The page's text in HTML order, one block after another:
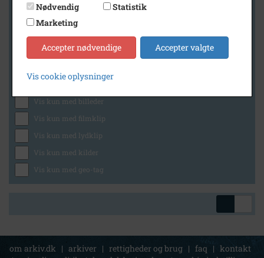
Generelt
Vis kun med billeder
Vis kun med filmklip
Vis kun med lydklip
Vis kun med kilder
Vis kun med geo-tag
om arkiv.dk | arkiver | rettigheder og brug | faq | kontakt
Nødvendig
Statistik
Marketing
Accepter nødvendige Accepter valgte
Vis cookie oplysninger